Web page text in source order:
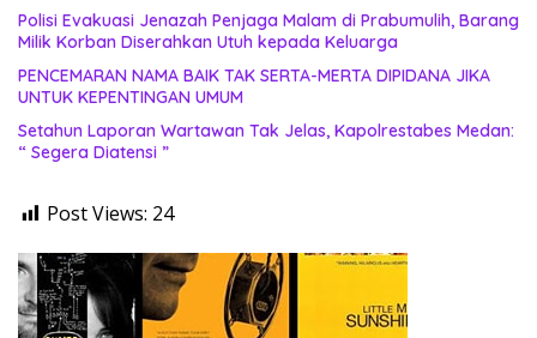
Polisi Evakuasi Jenazah Penjaga Malam di Prabumulih, Barang
Milik Korban Diserahkan Utuh kepada Keluarga
PENCEMARAN NAMA BAIK TAK SERTA-MERTA DIPIDANA JIKA
UNTUK KEPENTINGAN UMUM
Setahun Laporan Wartawan Tak Jelas, Kapolrestabes Medan:
“ Segera Diatensi ”
Post Views: 24